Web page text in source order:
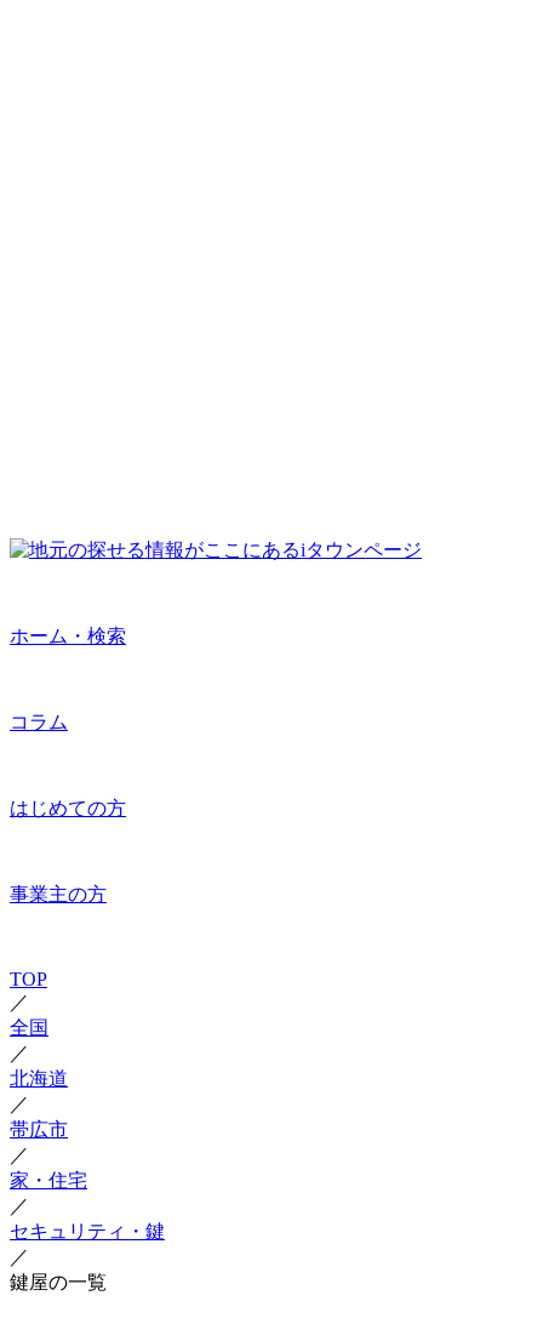
ホーム・検索
コラム
はじめての方
事業主の方
TOP
／
全国
／
北海道
／
帯広市
／
家・住宅
／
セキュリティ・鍵
／
鍵屋の一覧